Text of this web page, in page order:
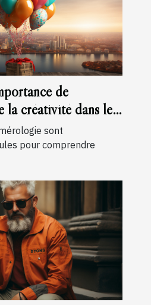
de
la créativité dans le
de vie 3sont
pour comprendre